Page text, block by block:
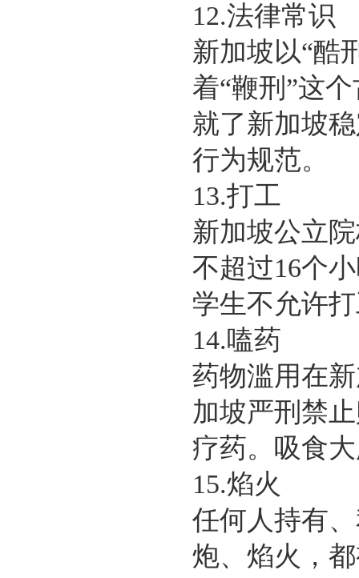
12.法律常识
新加坡以“酷
着“鞭刑”这
就了新加坡
行为规范。
13.打工
新加坡公立
不超过16个
学生不允许
14.嗑药
药物滥用在
加坡严刑禁
疗药。吸食
15.焰火
任何人持有
炮、焰火，